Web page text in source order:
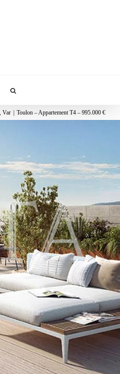
Var | Toulon – Appartement T4 – 995.000 €